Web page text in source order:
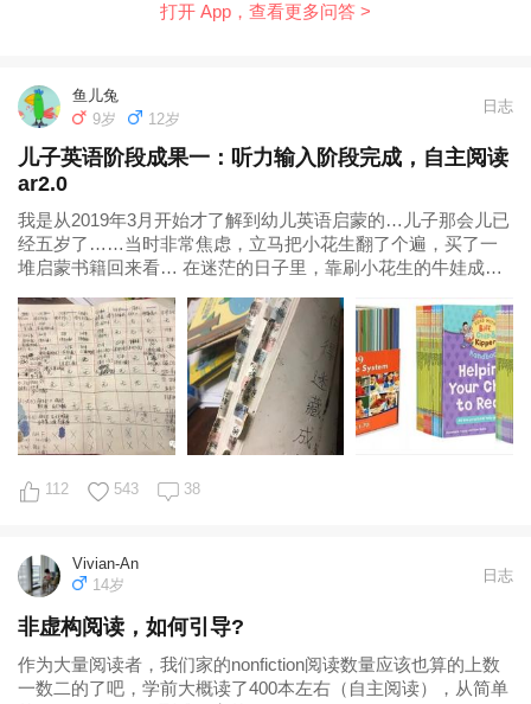
打开 App，查看更多问答 >
鱼儿兔
9岁
12岁
日志
儿子英语阶段成果一：听力输入阶段完成，自主阅读
ar2.0
我是从2019年3月开始才了解到幼儿英语启蒙的…儿子那会儿已
经五岁了……当时非常焦虑，立马把小花生翻了个遍，买了一
堆启蒙书籍回来看… 在迷茫的日子里，靠刷小花生的牛娃成功
112 543 38
Vivian-An
14岁
日志
非虚构阅读，如何引导?
作为大量阅读者，我们家的nonfiction阅读数量应该也算的上数
一数二的了吧，学前大概读了400本左右（自主阅读），从简单